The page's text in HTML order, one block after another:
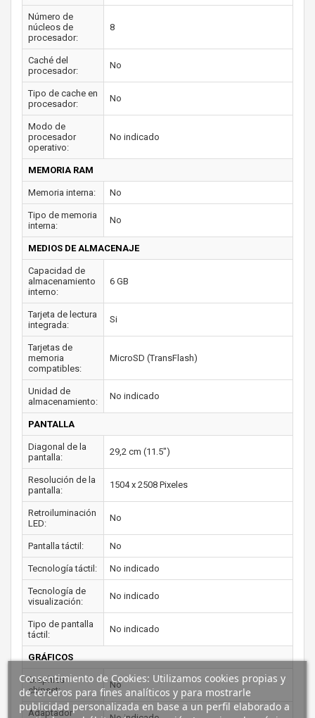
Número de
núcleos de
procesador:
8
Caché del
procesador:
No
Tipo de cache en
procesador:
No
Modo de
procesador
operativo:
No indicado
MEMORIA RAM
Memoria interna: No
Tipo de memoria
interna:
No
MEDIOS DE ALMACENAJE
Capacidad de
almacenamiento
interno:
6 GB
Tarjeta de lectura
integrada:
Si
Tarjetas de
memoria
compatibles:
MicroSD (TransFlash)
Unidad de
almacenamiento:
No indicado
PANTALLA
Diagonal de la
pantalla:
29,2 cm (11.5")
Resolución de la
pantalla:
1504 x 2508 Pixeles
Retroiluminación
LED:
No
Pantalla táctil: No
Tecnología táctil: No indicado
Tecnología de
visualización:
No indicado
Tipo de pantalla
táctil:
No indicado
GRÁFICOS
Graphics
chipset:
No
Adaptador
Consentimiento de Cookies: Utilizamos cookies propias y
de terceros para fines analíticos y para mostrarle
publicidad personalizada en base a un perfil elaborado a